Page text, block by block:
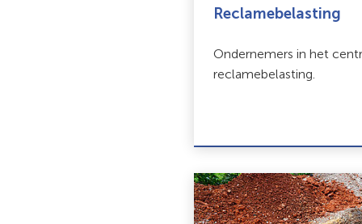
Reclamebelasting
Ondernemers in het
reclamebelasting.